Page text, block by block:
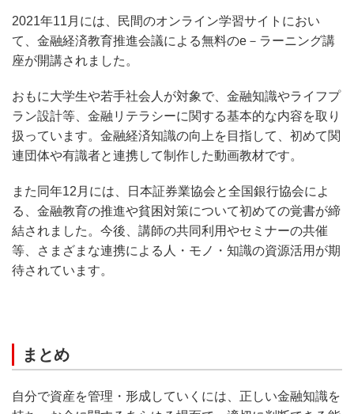
2021年11月には、民間のオンライン学習サイトにおい
て、金融経済教育推進会議による無料のe－ラーニング講
座が開講されました。
おもに大学生や若手社会人が対象で、金融知識やライフプ
ラン設計等、金融リテラシーに関する基本的な内容を取り
扱っています。金融経済知識の向上を目指して、初めて関
連団体や有識者と連携して制作した動画教材です。
また同年12月には、日本証券業協会と全国銀行協会によ
る、金融教育の推進や貧困対策について初めての覚書が締
結されました。今後、講師の共同利用やセミナーの共催
等、さまざまな連携による人・モノ・知識の資源活用が期
待されています。
まとめ
自分で資産を管理・形成していくには、正しい金融知識を